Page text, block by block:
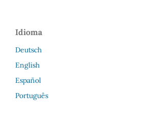
Idioma
Deutsch
English
Español
Português